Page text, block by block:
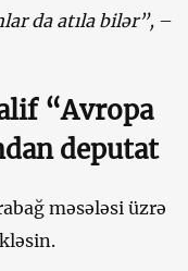
da atıla bilər”, –
“Avropa
deputat
məsələsi üzrə